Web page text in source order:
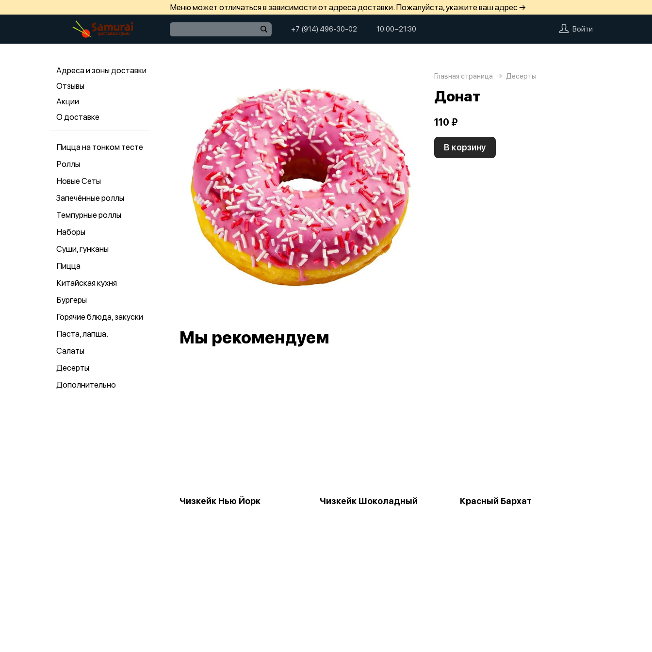
Меню может отличаться в зависимости от адреса доставки. Пожалуйста, укажите ваш адрес →
+7 (914) 496-30-02 10:00−21:30 Войти
Адреса и зоны доставки
Отзывы
Акции
О доставке
Пицца на тонком тесте
Роллы
Новые Сеты
Запечённые роллы
Темпурные роллы
Наборы
Суши, гунканы
Пицца
Китайская кухня
Бургеры
Горячие блюда, закуски
Паста, лапша.
Салаты
Десерты
Дополнительно
Главная страница Десерты
Донат
110 ₽
В корзину
Мы рекомендуем
Чизкейк Нью Йорк Чизкейк Шоколадный Красный Бархат